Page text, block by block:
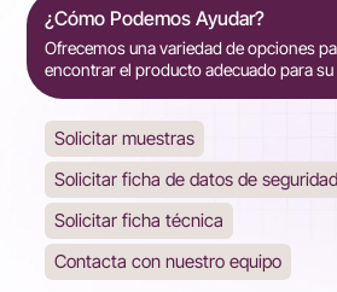
¿Cómo Podemos Ayudar?
Ofrecemos una variedad de opciones
encontrar el producto adecuado para
Solicitar muestras
Solicitar ficha de datos de seguridad
Solicitar ficha técnica
Contacta con nuestro equipo